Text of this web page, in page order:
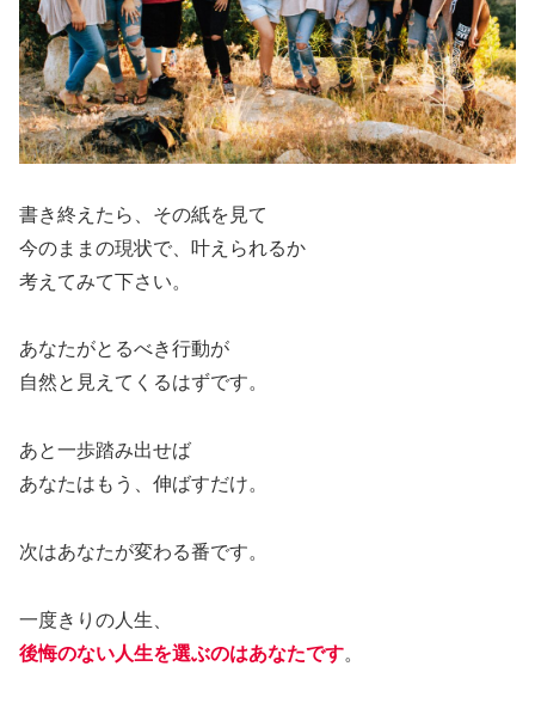
書き終えたら、その紙を見て
今のままの現状で、叶えられるか
考えてみて下さい。
あなたがとるべき行動が
自然と見えてくるはずです。
あと一歩踏み出せば
あなたはもう、伸ばすだけ。
次はあなたが変わる番です。
一度きりの人生、
後悔のない人生を選ぶのはあなたです。